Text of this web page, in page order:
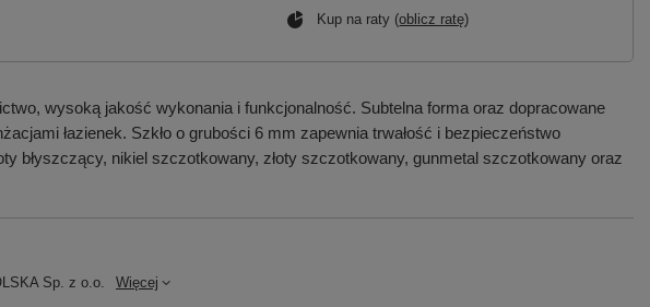
Kup na raty (oblicz ratę)
wysoką jakość wykonania i funkcjonalność. Subtelna forma oraz dopracowane
łazienek. Szkło o grubości 6 mm zapewnia trwałość i bezpieczeństwo
błyszczący, nikiel szczotkowany, złoty szczotkowany, gunmetal szczotkowany oraz
Sp. z o.o. Więcej